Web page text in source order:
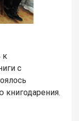
к
с
книгодарения.